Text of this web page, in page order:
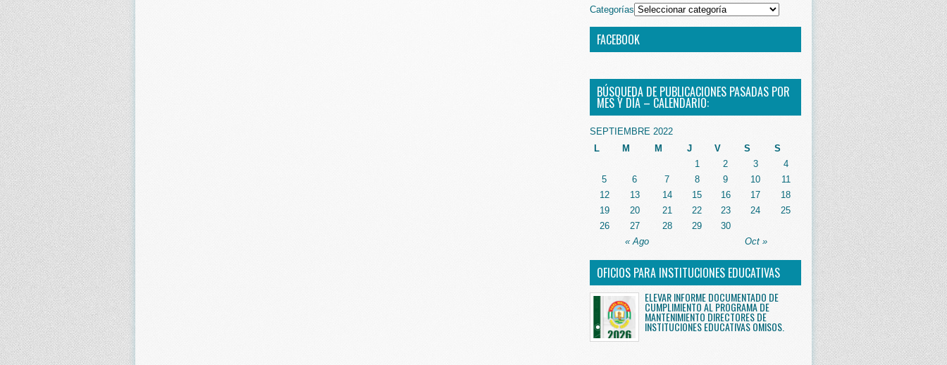
Categorías
FACEBOOK
BÚSQUEDA DE PUBLICACIONES PASADAS POR
MES Y DÍA – CALENDARIO:
SEPTIEMBRE 2022
L
M M J V S S
« Ago Oct »
1 2 3
4
5
6 7 8 9 10
11
12
13 14 15 16 17
18
19
20 21 22 23 24
25
26
27 28 29 30
OFICIOS PARA INSTITUCIONES EDUCATIVAS
ELEVAR INFORME DOCUMENTADO DE
CUMPLIMIENTO AL PROGRAMA DE
MANTENIMIENTO DIRECTORES DE
INSTITUCIONES EDUCATIVAS OMISOS.